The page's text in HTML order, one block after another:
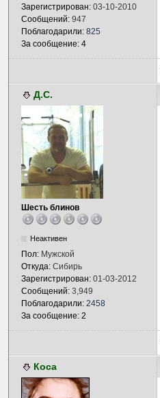
Зарегистрирован: 03-10-2010
Сообщений: 947
Поблагодарили: 825
За сообщение: 4
Д.С.
Шесть блинов
Неактивен
Пол: Мужской
Откуда: Сибирь
Зарегистрирован: 01-03-2012
Сообщений: 3,949
Поблагодарили: 2458
За сообщение: 2
Коса